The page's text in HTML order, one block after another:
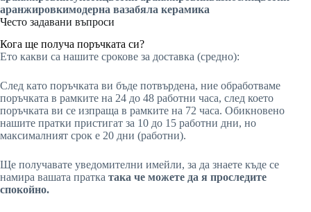
аранжировкимодерна вазабяла керамика
Често задавани въпроси
Кога ще получа поръчката си?
Ето какви са нашите срокове за доставка (средно):
След като поръчката ви бъде потвърдена, ние обработваме
поръчката в рамките на 24 до 48 работни часа, след което
поръчката ви се изпраща в рамките на 72 часа. Обикновено
нашите пратки пристигат за 10 до 15 работни дни, но
максималният срок е 20 дни (работни).
Ще получавате уведомителни имейли, за да знаете къде се
намира вашата пратка така че можете да я проследите
спокойно.